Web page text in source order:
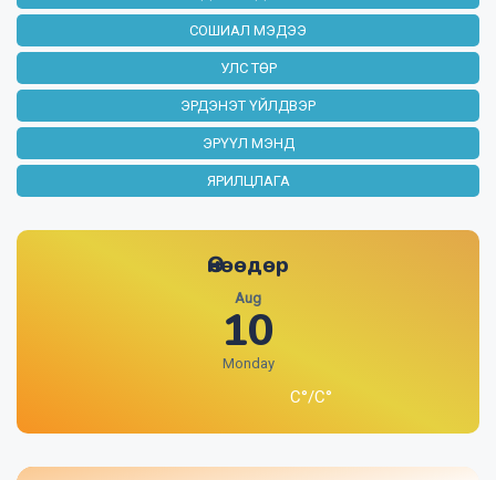
СОШИАЛ МЭДЭЭ
УЛС ТӨР
ЭРДЭНЭТ ҮЙЛДВЭР
ЭРҮҮЛ МЭНД
ЯРИЛЦЛАГА
Өнөөдөр
Aug
10
Monday
C°/C°
Орон нутаг руу шилжих иргэд, ААН-үүдэд
олгох зээлийг энэ сард багтаан
эхлүүлэхээр арилжааны банкуудтай
ажиллаж байна
0:45
ГХУСАЗСЗ-өөс Ерөнхий боловсролын
сургуулийн захирлуудтай уулзаж, мэдээлэл
өглөө
ээлжээр ажиллуулна
Гуравдугаар сард шинийн 10-н хоёронтоо
ЕБС-ийн сурах бичгийн алдааг засч,